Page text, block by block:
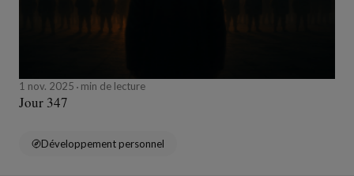
1 nov. 2025 min de lecture
Jour 347
Développement personnel